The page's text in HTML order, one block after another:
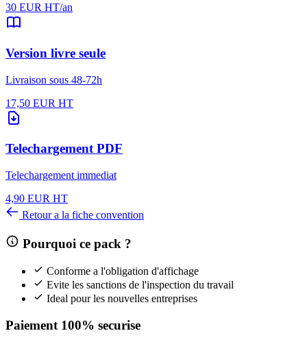
30 EUR HT/an
Version livre seule
Livraison sous 48-72h
17,50 EUR HT
Telechargement PDF
Telechargement immediat
4,90 EUR HT
Retour a la fiche convention
Pourquoi ce pack ?
Conforme a l'obligation d'affichage
Evite les sanctions de l'inspection du travail
Ideal pour les nouvelles entreprises
Paiement 100% securise